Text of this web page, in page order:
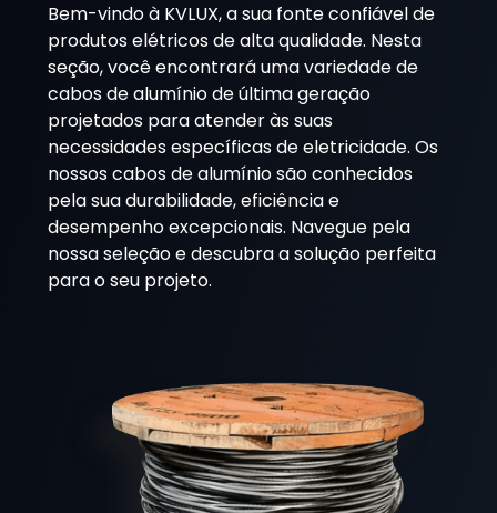
Bem-vindo à KVLUX, a sua fonte confiável de
produtos elétricos de alta qualidade. Nesta
seção, você encontrará uma variedade de
cabos de alumínio de última geração
projetados para atender às suas
necessidades específicas de eletricidade. Os
nossos cabos de alumínio são conhecidos
pela sua durabilidade, eficiência e
desempenho excepcionais. Navegue pela
nossa seleção e descubra a solução perfeita
para o seu projeto.